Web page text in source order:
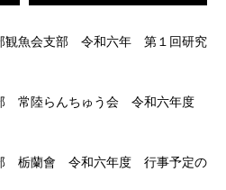
観魚会支部 令和六年 第１回研究
常陸らんちゅう会 令和六年度
栃蘭會 令和六年度 行事予定の